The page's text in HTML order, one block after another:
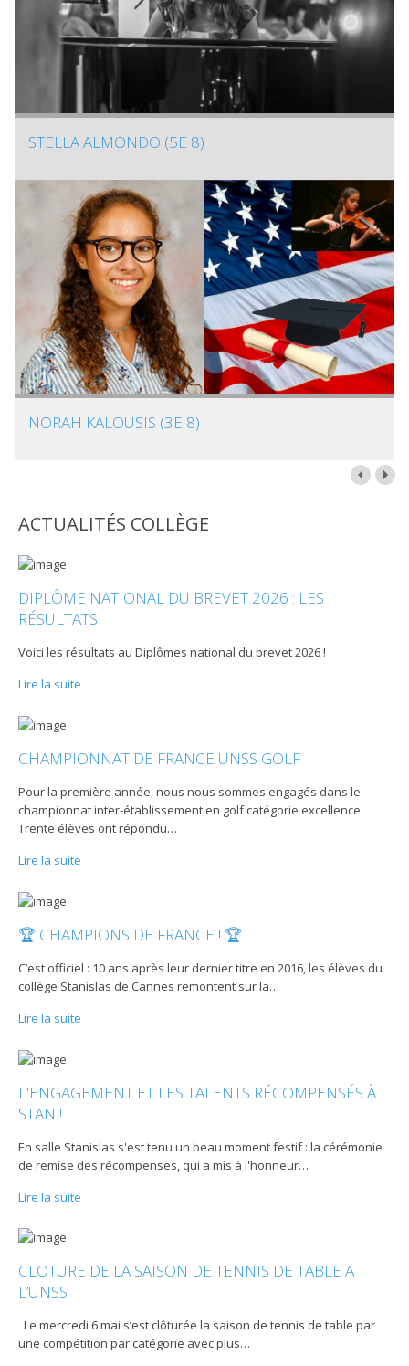
STELLA ALMONDO (5E 8)
NORAH KALOUSIS (3E 8)
ACTUALITÉS COLLÈGE
DIPLÔME NATIONAL DU BREVET 2026 : LES
RÉSULTATS
Voici les résultats au Diplômes national du brevet 2026 !
Lire la suite
CHAMPIONNAT DE FRANCE UNSS GOLF
Pour la première année, nous nous sommes engagés dans le
championnat inter-établissement en golf catégorie excellence.
Trente élèves ont répondu…
Lire la suite
🏆 CHAMPIONS DE FRANCE ! 🏆
C’est officiel : 10 ans après leur dernier titre en 2016, les élèves du
collège Stanislas de Cannes remontent sur la…
Lire la suite
L'ENGAGEMENT ET LES TALENTS RÉCOMPENSÉS À
STAN !
En salle Stanislas s'est tenu un beau moment festif : la cérémonie
de remise des récompenses, qui a mis à l'honneur…
Lire la suite
CLOTURE DE LA SAISON DE TENNIS DE TABLE A
L’UNSS
Le mercredi 6 mai s’est clôturée la saison de tennis de table par
une compétition par catégorie avec plus…